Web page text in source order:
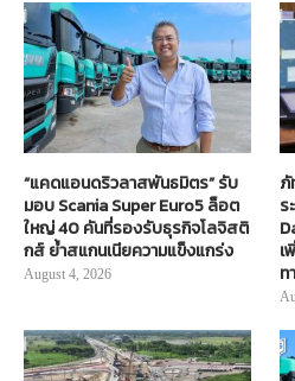
“แคดแอนดริวลาสพันธมิตร” รับ
มอบ Scania Super Euro5 ล็อต
ใหญ่ 40 คันที่รองรับธุรกิจโลจิสติ
กส์ ย้ำสแกนเนียความแข็งแกร่ง
August 4, 2026
ภั
ร
เ
ท